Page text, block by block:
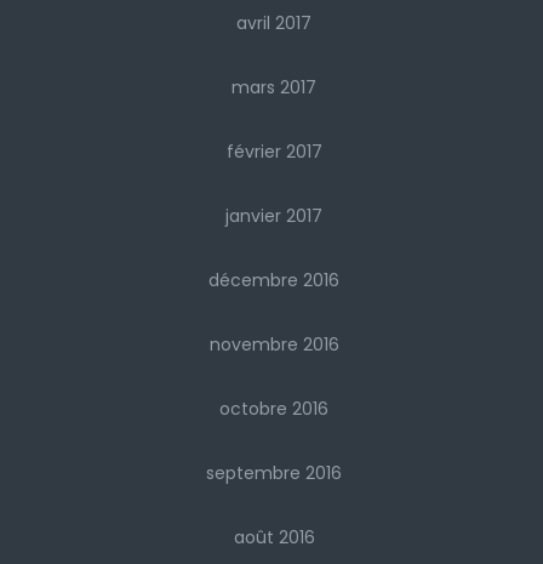
avril 2017
mars 2017
février 2017
janvier 2017
décembre 2016
novembre 2016
octobre 2016
septembre 2016
août 2016